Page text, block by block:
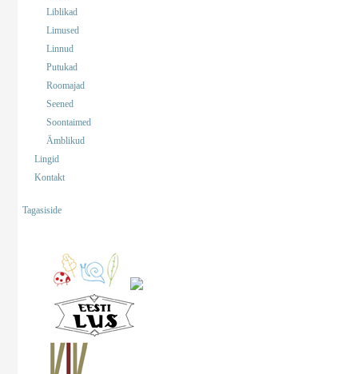
Liblikad
Limused
Linnud
Putukad
Roomajad
Seened
Soontaimed
Ämblikud
Lingid
Kontakt
Tagasiside